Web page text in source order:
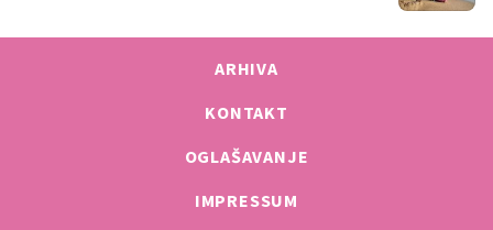
ARHIVA
KONTAKT
OGLAŠAVANJE
IMPRESSUM